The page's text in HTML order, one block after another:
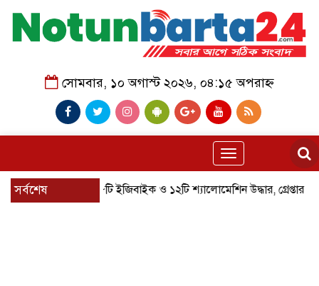
সোমবার, ১০ অগাস্ট ২০২৬, ০৪:১৫ অপরাহ্ন
Toggle
navigation
সর্বশেষচোরাই ৮টি ইজিবাইক ও ১২টি শ্যালোমেশিন উদ্ধার, গ্রেপ্তার ৪